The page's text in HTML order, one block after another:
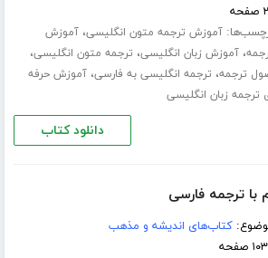
آموزش ترجمه متون انگلیسی،آموزش
،آموزش زبان انگلیسی، ترجمه متون انگلیسی،
ترجمه، ترجمه انگلیسی به فارسی،آموزش حرفه
ترجمه زبان انگلیسی
دانلود کتاب
با ترجمه فارسی
کتاب‌های اندیشه و مذهب
صفحه